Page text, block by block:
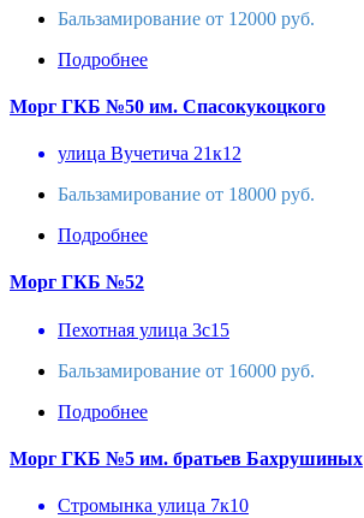
Бальзамирование от 12000 руб.
Подробнее
Морг ГКБ №50 им. Спасокукоцкого
улица Вучетича 21к12
Бальзамирование от 18000 руб.
Подробнее
Морг ГКБ №52
Пехотная улица 3с15
Бальзамирование от 16000 руб.
Подробнее
Морг ГКБ №5 им. братьев Бахрушиных
Стромынка улица 7к10